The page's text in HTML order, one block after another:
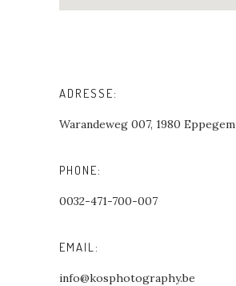
ADRESSE:
Warandeweg 007, 1980 Eppegem
PHONE:
0032-471-700-007
EMAIL:
info@kosphotography.be